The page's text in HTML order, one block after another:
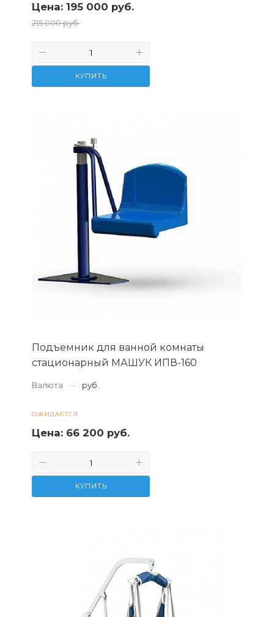
Цена: 195 000 руб.
215 000 руб.
КУПИТЬ
Подъемник для ванной комнаты
стационарный МАШУК ИПВ-160
Валюта — руб.
ОЖИДАЕТСЯ
Цена: 66 200 руб.
КУПИТЬ